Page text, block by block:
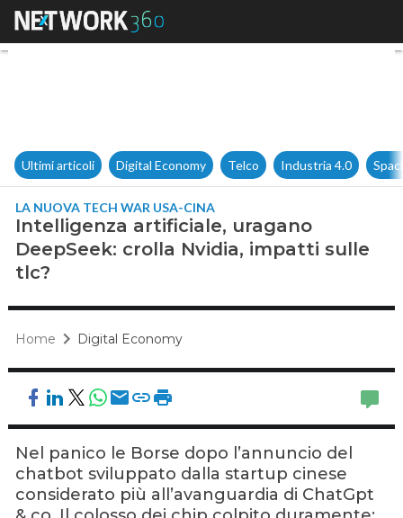
Intelligenza artificiale,
Ultimi articoli Digital Economy Telco Industria 4.0
LA NUOVA TECH WAR USA-CINA
Intelligenza artificiale, uragano
DeepSeek: crolla Nvidia, impatti sulle
tlc?
Home Digital Economy
Nel panico le Borse dopo l’annuncio del
chatbot sviluppato dalla startup cinese
considerato più all’avanguardia di ChatGpt